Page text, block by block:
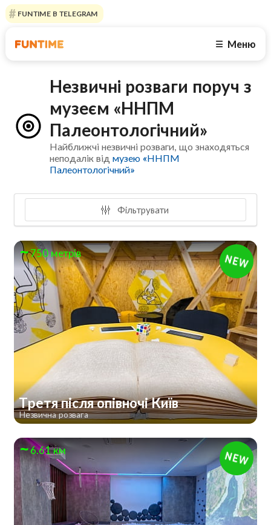
FUNTIME В TELEGRAM
☰ Меню
Незвичні розваги поруч з
музеєм «ННПМ
Палеонтологічний»
Найближчі незвичні розваги, що знаходяться
неподалік відмузею «ННПМ
Палеонтологічний»
Фільтрувати
750 метрів
Третя після опівночі Київ
Незвична розвага
6.61 км